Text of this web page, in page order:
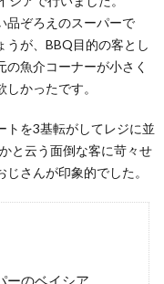
品ぞろえのスーパーで
うが、BBQ目的の客とし
魚介コーナーが小さく
かったです。
トを3基転がしてレジに並
と云う面倒な客に苛々せ
さんが印象的でした。
ーのベイシア